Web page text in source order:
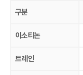
구분
이소티논
트레인